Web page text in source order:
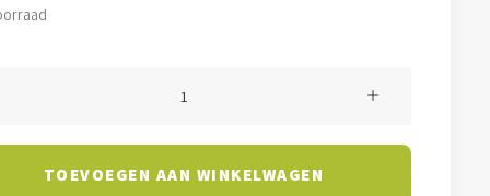
TOEVOEGEN AAN WINKELWAGEN